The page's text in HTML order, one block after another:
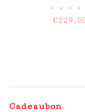
• • • •
Cadeaubon